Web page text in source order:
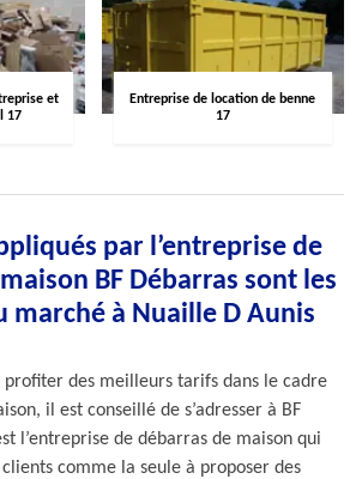
et
17
Entreprise de location de benne
17
par l’entreprise de
BF Débarras sont les
marché à Nuaille D Aunis
profiter des meilleurs tarifs dans le cadre
il est conseillé de s’adresser à BF
l’entreprise de débarras de maison qui
comme la seule à proposer des